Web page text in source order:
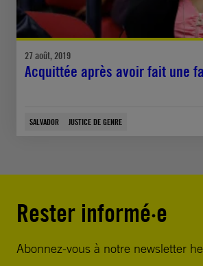
27 août, 2019
Acquittée après avoir fait une
SALVADOR JUSTICE DE GENRE
Rester informé·e
Abonnez-vous à notre newsletter